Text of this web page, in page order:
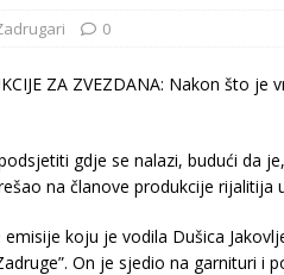
0
gdje se nalazi, budući da
na članove produkcije rijalitija
koju je vodila Dušica
On je sjedio na garnituri i